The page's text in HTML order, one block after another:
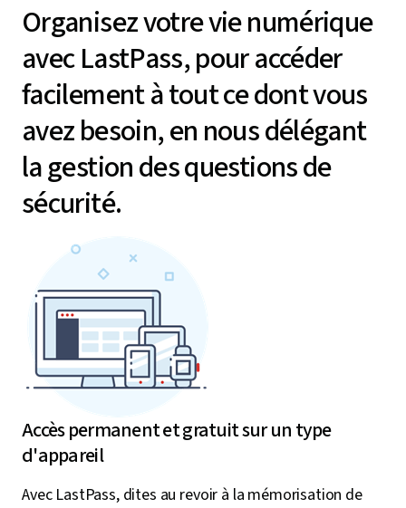
Organisez votre vie numérique
avec LastPass, pour accéder
facilement à tout ce dont vous
avez besoin, en nous délégant
la gestion des questions de
sécurité.
Accès permanent et gratuit sur un type
d'appareil
Avec LastPass, dites au revoir à la mémorisation de